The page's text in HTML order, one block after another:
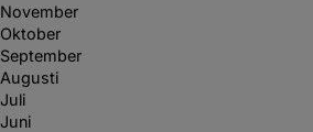
November
Oktober
September
Augusti
Juli
Juni